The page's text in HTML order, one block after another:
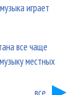
играет
все чаще
местных
все